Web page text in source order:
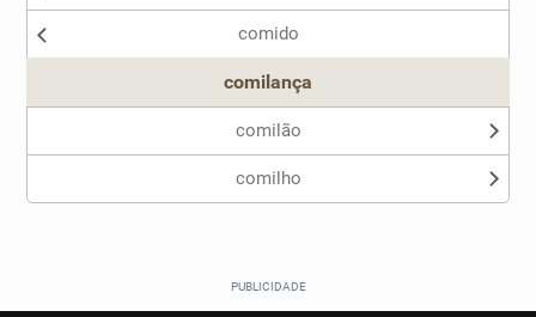
comido
comilança
comilão
comilho